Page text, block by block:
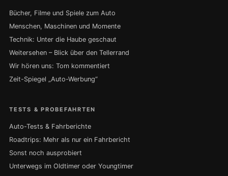
Bücher, Filme und Spiele zum Auto
Menschen, Maschinen und Momente
Technik: Unter die Haube geschaut
Weitersehen – Blick über den Tellerrand
Wir hören uns: Tom kommentiert
Zeit-Spiegel „Auto-Werbung“
TESTS & PROBEFAHRTEN
Auto-Tests & Fahrberichte
Roadtrips: Mehr als nur ein Fahrbericht
Sonst noch ausprobiert
Unterwegs im Oldtimer oder Youngtimer